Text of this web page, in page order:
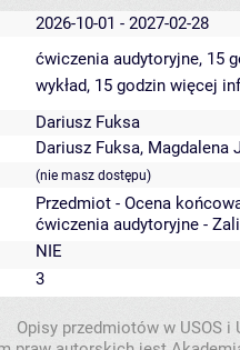
2026-10-01 - 2027-02-28
ćwiczenia audytoryjne, 15
wykład, 15 godzin więcej
Dariusz Fuksa
Dariusz Fuksa, Magdalena
(nie masz dostępu)
Przedmiot - Ocena
ćwiczenia audytoryjne -
NIE
3
Opisy przedmiotów w USOS